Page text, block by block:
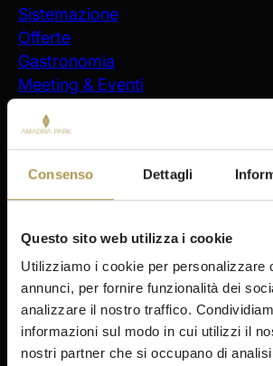
Consenso Dettagli
Questo sito web utilizza i cookie
Utilizziamo i cookie per personalizzare
annunci, per fornire funzionalità dei
analizzare il nostro traffico.
informazioni sul modo in cui utilizzi il
nostri partner che si occupano di
Sistemazione
Offerte
Gastronomia
Meeting & Eventi
Prenotazioni
Amadria Park Beach Hotel Jure
Amadria Park Kids Hotel Andrija
Amadria Park Family Hotel Jakov
Amadria Park Beach Hotel Niko
Amadria Park Camping Šibenik